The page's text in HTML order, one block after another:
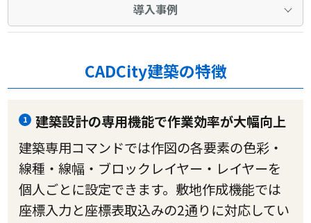
導入事例
CADCity建築の特徴
1
建築設計の専用機能で作業効率が大幅向上
建築専用コマンドでは作図の各要素の色彩・
線種・線幅・ブロックレイヤー・レイヤーを
個人ごとに設定できます。敷地作成機能では
座標入力と座標表取込みの2通りに対応してい